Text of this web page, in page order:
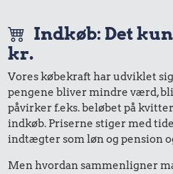
Indkøb: Det
kr.
Vores købekraft har udviklet
pengene bliver mindre værd,
påvirker f.eks. beløbet på
indkøb. Priserne stiger med
indtægter som løn og pension
Men hvordan sammenligner